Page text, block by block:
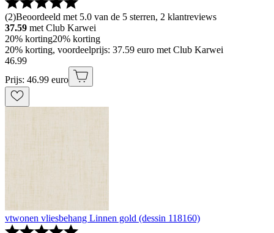
(2)Beoordeeld met 5.0 van de 5 sterren, 2 klantreviews
37.59 met Club Karwei
20% korting20% korting
20% korting, voordeelprijs: 37.59 euro met Club Karwei
46.99
Prijs: 46.99 euro
vtwonen vliesbehang Linnen gold (dessin 118160)